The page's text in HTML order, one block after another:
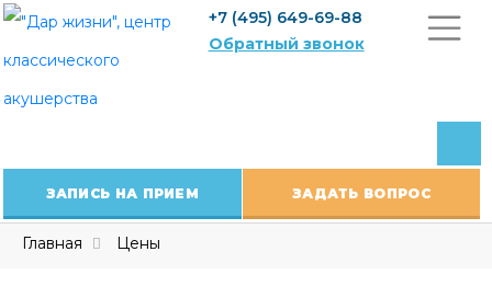
Skip
content
+7 (495) 649-69-88
Обратный звонок
ЗАПИСЬ НА ПРИЕМ ЗАДАТЬ ВОПРОС
Главная Цены